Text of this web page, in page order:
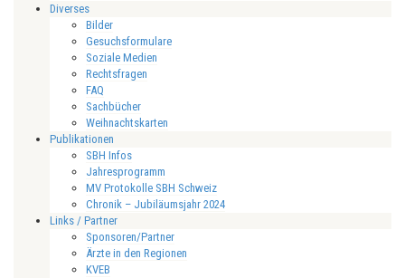
Diverses
Bilder
Gesuchsformulare
Soziale Medien
Rechtsfragen
FAQ
Sachbücher
Weihnachtskarten
Publikationen
SBH Infos
Jahresprogramm
MV Protokolle SBH Schweiz
Chronik – Jubiläumsjahr 2024
Links / Partner
Sponsoren/Partner
Ärzte in den Regionen
KVEB